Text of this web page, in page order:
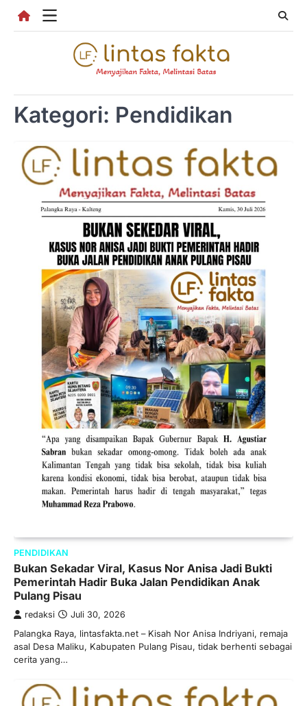
Kategori: Pendidikan
PENDIDIKAN
Bukan Sekadar Viral, Kasus Nor Anisa Jadi Bukti
Pemerintah Hadir Buka Jalan Pendidikan Anak
Pulang Pisau
redaksi Juli 30, 2026
Palangka Raya, lintasfakta.net – Kisah Nor Anisa Indriyani, remaja
asal Desa Maliku, Kabupaten Pulang Pisau, tidak berhenti sebagai
cerita yang…